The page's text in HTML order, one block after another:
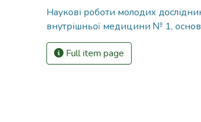
Наукові роботи молодих
внутрішньої медицини № 1, основ
Full item page